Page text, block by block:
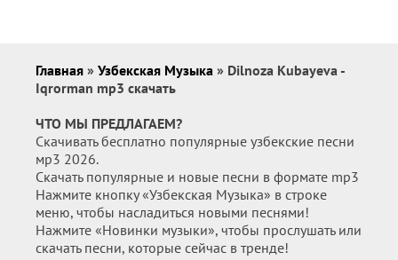
Главная » Узбекская Музыка » Dilnoza Kubayeva -
Iqrorman mp3 скачать
ЧТО МЫ ПРЕДЛАГАЕМ?
Скачивать бесплатно популярные узбекские песни
мр3 2026.
Скачать популярные и новые песни в формате mp3
Нажмите кнопку «Узбекская Музыка» в строке
меню, чтобы насладиться новыми песнями!
Нажмите «Новинки музыки», чтобы прослушать или
скачать песни, которые сейчас в тренде!